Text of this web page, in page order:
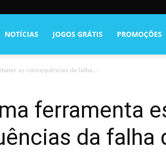
NOTÍCIAS JOGOS GRÁTIS PROMOÇÕES
as consequências da falha...
ferramenta
da falha